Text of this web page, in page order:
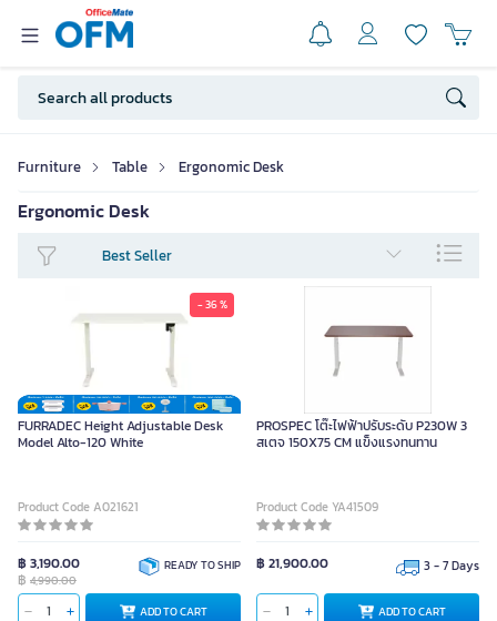
Furniture Table Ergonomic Desk
Ergonomic Desk
Best Seller
- 36 %
FURRADEC Height Adjustable Desk
Model Alto-120 White
Product Code A021621
฿ 3,190.00
฿ 4,990.00
READY TO SHIP
ADD TO CART
PROSPEC โต๊ะไฟฟ้าปรับระดับ P230W 3
สเตจ 150X75 CM แข็งแรงทนทาน
Product Code YA41509
฿ 21,900.00 3 - 7 Days
ADD TO CART